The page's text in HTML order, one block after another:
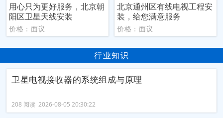
用心只为更好服务，北京朝
阳区卫星天线安装
价格：面议
北京通州区有线电视工程安
装，给您满意服务
价格：面议
行业知识
卫星电视接收器的系统组成与原理
208 阅读 2026-08-05 20:30:22